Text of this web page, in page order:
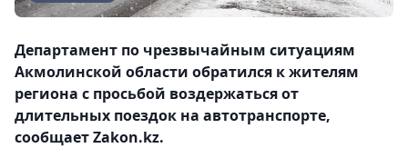
Департамент по чрезвычайным ситуациям
Акмолинской области обратился к жителям
региона с просьбой воздержаться от
длительных поездок на автотранспорте,
сообщает Zakon.kz.